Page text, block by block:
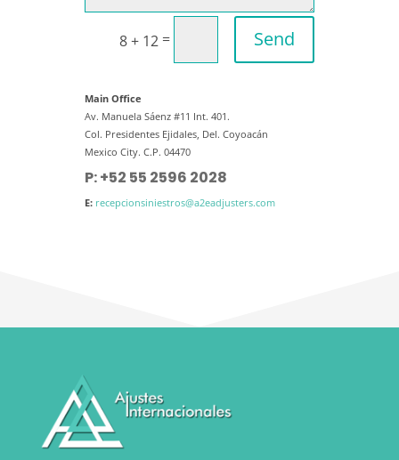
8 + 12 = Send
Main Office
Av. Manuela Sáenz #11 Int. 401.
Col. Presidentes Ejidales, Del. Coyoacán
Mexico City. C.P. 04470
P:+52 55 2596 2028
E: recepcionsiniestros@a2eadjusters.com